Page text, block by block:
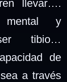
llevar….
mental y
ser tibio…
de
a través